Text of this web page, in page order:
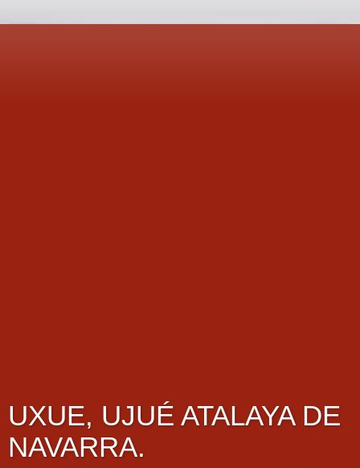
UXUE, UJUÉ ATALAYA DE
NAVARRA.